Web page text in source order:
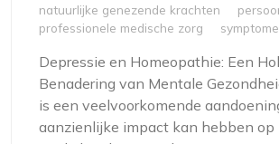
natuurlijke genezende krachten
professionele medische zorg
Depressie en Homeopathie: Een
Benadering van Mentale
is een veelvoorkomende
aanzienlijke impact kan hebben